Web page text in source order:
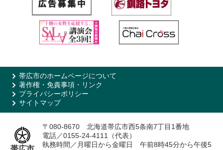
帯広市のホームページについて
著作権・免責事項・リンク
プライバシーポリシー
サイトマップ
〒080-8670 北海道帯広市西5条南7丁目1番地
電話／0155-24-4111（代表）
執務時間／月曜日から金曜日 午前8時45分から午後5